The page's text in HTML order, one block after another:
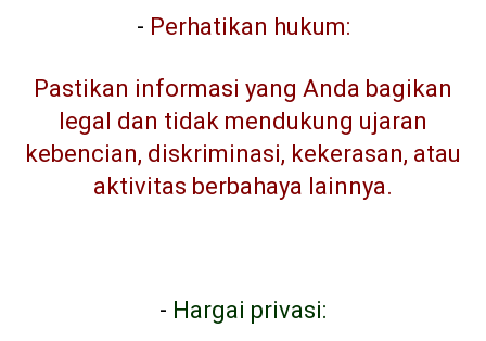
- Perhatikan hukum:
Pastikan informasi yang Anda bagikan
legal dan tidak mendukung ujaran
kebencian, diskriminasi, kekerasan, atau
aktivitas berbahaya lainnya.
- Hargai privasi: